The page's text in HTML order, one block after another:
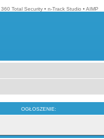
360 Total Security • n-Track Studio • AIMP
OGŁOSZENIE: